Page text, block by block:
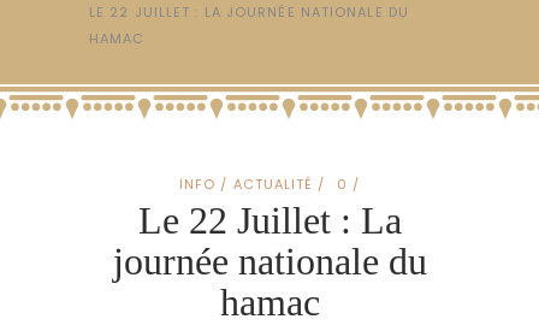
LE 22 JUILLET : LA JOURNÉE NATIONALE DU
HAMAC
INFO / ACTUALITÉ 0
Le 22 Juillet : La
journée nationale du
hamac